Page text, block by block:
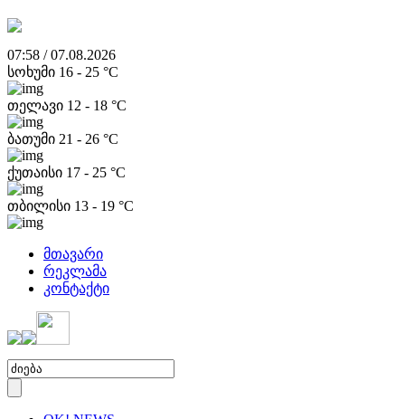
07:58 / 07.08.2026
სოხუმი 16 - 25 °C
თელავი 12 - 18 °C
ბათუმი 21 - 26 °C
ქუთაისი 17 - 25 °C
თბილისი 13 - 19 °C
მთავარი
რეკლამა
კონტაქტი